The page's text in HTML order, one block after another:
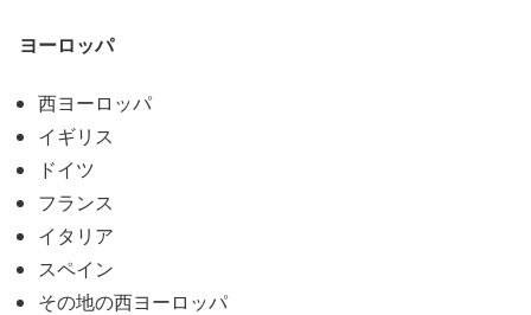
ヨーロッパ
西ヨーロッパ
イギリス
ドイツ
フランス
イタリア
スペイン
その地の西ヨーロッパ